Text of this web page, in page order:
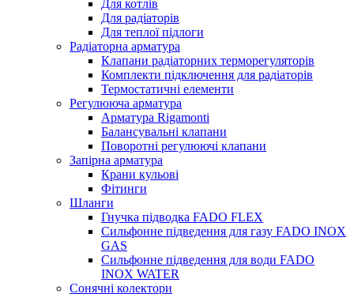
Для котлів
Для радіаторів
Для теплої підлоги
Радіаторна арматура
Клапани радіаторних терморегуляторів
Комплекти підключення для радіаторів
Термостатичні елементи
Регулююча арматура
Арматура Rigamonti
Балансувальні клапани
Поворотні регулюючі клапани
Запірна арматура
Крани кульові
Фітинги
Шланги
Гнучка підводка FADO FLEX
Сильфонне підведення для газу FADO INOX
GAS
Сильфонне підведення для води FADO
INOX WATER
Сонячні колектори